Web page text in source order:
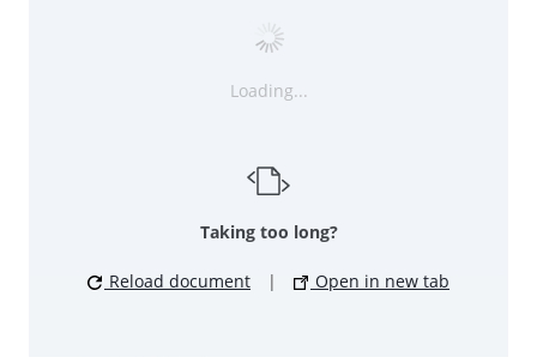
Loading...
Taking too long?
Reload document | Open in new tab